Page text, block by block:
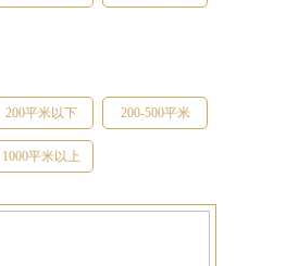
200平米以下 200-500平米
1000平米以上